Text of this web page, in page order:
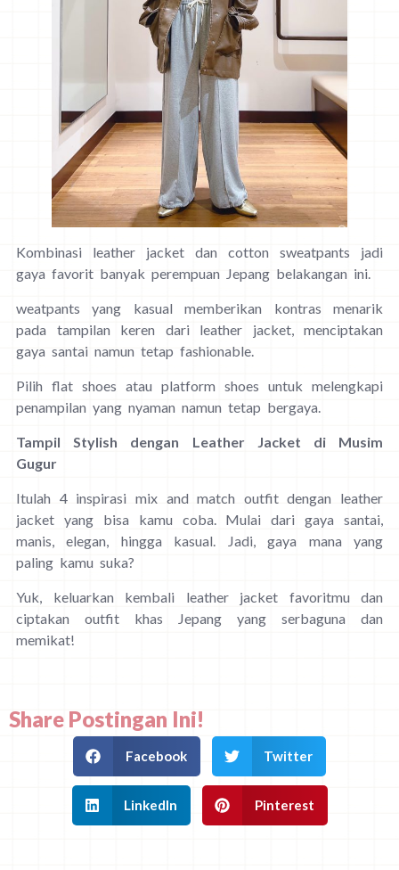
Kombinasi leather jacket dan cotton sweatpants jadi
gaya favorit banyak perempuan Jepang belakangan ini.
weatpants yang kasual memberikan kontras menarik
pada tampilan keren dari leather jacket, menciptakan
gaya santai namun tetap fashionable.
Pilih flat shoes atau platform shoes untuk melengkapi
penampilan yang nyaman namun tetap bergaya.
Tampil Stylish dengan Leather Jacket di Musim
Gugur
Itulah 4 inspirasi mix and match outfit dengan leather
jacket yang bisa kamu coba. Mulai dari gaya santai,
manis, elegan, hingga kasual. Jadi, gaya mana yang
paling kamu suka?
Yuk, keluarkan kembali leather jacket favoritmu dan
ciptakan outfit khas Jepang yang serbaguna dan
memikat!
Share Postingan Ini!
Facebook Twitter
LinkedIn Pinterest